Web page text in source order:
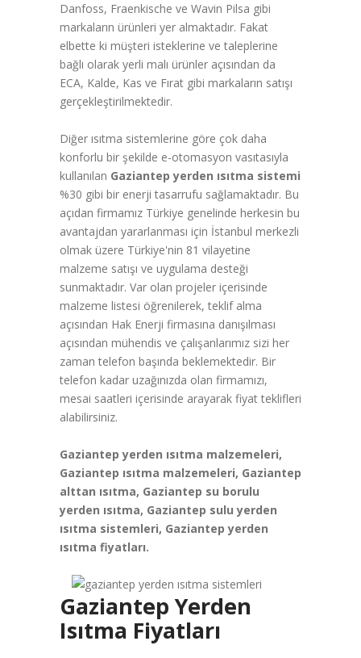
Danfoss, Fraenkische ve Wavin Pilsa gibi
markaların ürünleri yer almaktadır. Fakat
elbette ki müşteri isteklerine ve taleplerine
bağlı olarak yerli malı ürünler açısından da
ECA, Kalde, Kas ve Fırat gibi markaların satışı
gerçekleştirilmektedir.
Diğer ısıtma sistemlerine göre çok daha
konforlu bir şekilde e-otomasyon vasıtasıyla
kullanılan Gaziantep yerden ısıtma sistemi
%30 gibi bir enerji tasarrufu sağlamaktadır. Bu
açıdan firmamız Türkiye genelinde herkesin bu
avantajdan yararlanması için İstanbul merkezli
olmak üzere Türkiye'nin 81 vilayetine
malzeme satışı ve uygulama desteği
sunmaktadır. Var olan projeler içerisinde
malzeme listesi öğrenilerek, teklif alma
açısından Hak Enerji firmasına danışılması
açısından mühendis ve çalışanlarımız sizi her
zaman telefon başında beklemektedir. Bir
telefon kadar uzağınızda olan firmamızı,
mesai saatleri içerisinde arayarak fiyat teklifleri
alabilirsiniz.
Gaziantep yerden ısıtma malzemeleri,
Gaziantep ısıtma malzemeleri, Gaziantep
alttan ısıtma, Gaziantep su borulu
yerden ısıtma, Gaziantep sulu yerden
ısıtma sistemleri, Gaziantep yerden
ısıtma fiyatları.
Gaziantep Yerden
Isıtma Fiyatları